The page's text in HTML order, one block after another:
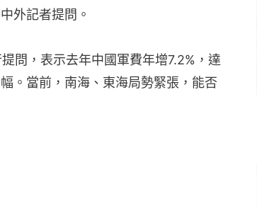
外記者提問。
問，表示去年中國軍費年增7.2%，達
。當前，南海、東海局勢緊張，能否